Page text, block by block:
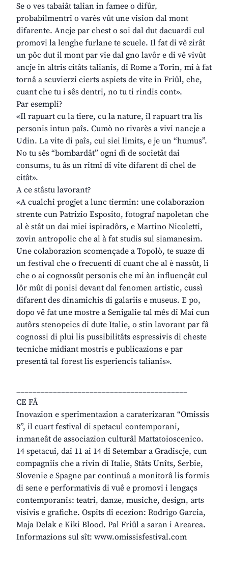
Se o ves tabaiât talian in famee o difûr,
probabilmentri o varès vût une vision dal mont
difarente. Ancje par chest o soi dal dut dacuardi cul
promovi la lenghe furlane te scuele. Il fat di vê zirât
un pôc dut il mont par vie dal gno lavôr e di vê vivût
ancje in altris citâts talianis, di Rome a Torin, mi à fat
tornâ a scuvierzi cierts aspiets de vite in Friûl, che,
cuant che tu i sês dentri, no tu ti rindis cont».
Par esempli?
«Il rapuart cu la tiere, cu la nature, il rapuart tra lis
personis intun paîs. Cumò no rivarès a vivi nancje a
Udin. La vite di paîs, cui siei limits, e je un “humus”.
No tu sês “bombardât” ogni dì de societât dai
consums, tu âs un ritmi di vite difarent di chel de
citât».
A ce stâstu lavorant?
«A cualchi progjet a lunc tiermin: une colaborazion
strente cun Patrizio Esposito, fotograf napoletan che
al è stât un dai miei ispiradôrs, e Martino Nicoletti,
zovin antropolic che al à fat studis sul siamanesim.
Une colaborazion scomençade a Topolò, te suaze di
un festival che o frecuenti di cuant che al è nassût, li
che o ai cognossût personis che mi àn influençât cul
lôr mût di ponisi devant dal fenomen artistic, cussì
difarent des dinamichis di galariis e museus. E po,
dopo vê fat une mostre a Senigalie tal mês di Mai cun
autôrs stenopeics di dute Italie, o stin lavorant par fâ
cognossi di plui lis pussibilitâts espressivis di cheste
tecniche midiant mostris e publicazions e par
presentâ tal forest lis esperiencis talianis».
__________________________________________
CE FÂ
Inovazion e sperimentazion a caraterizaran “Omissis
8”, il cuart festival di spetacul contemporani,
inmaneât de associazion culturâl Mattatoioscenico.
14 spetacui, dai 11 ai 14 di Setembar a Gradiscje, cun
compagniis che a rivin di Italie, Stâts Unîts, Serbie,
Slovenie e Spagne par continuâ a monitorâ lis formis
di sene e performativis di vuê e promovi i lengaçs
contemporanis: teatri, danze, musiche, design, arts
visivis e grafiche. Ospits di ecezion: Rodrigo Garcia,
Maja Delak e Kiki Blood. Pal Friûl a saran i Arearea.
Informazions sul sît: www.omissisfestival.com